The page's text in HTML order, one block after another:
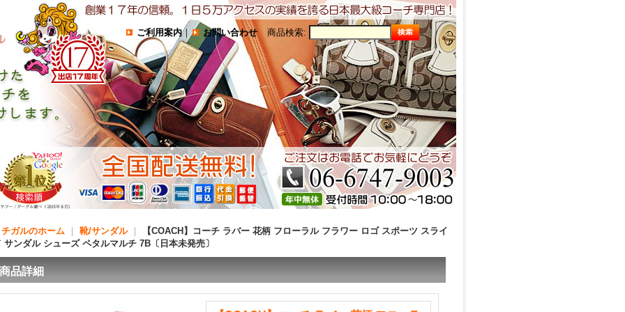
ご利用案内｜ お問い合わせ 商品検索:
ガルのホーム 靴/サンダル｜
【COACH】コーチ ラバー 花柄 フローラル フラワー ロゴ スポーツ スライ
サンダル シューズ ペタルマルチ 7B〔日本未発売〕
商品詳細